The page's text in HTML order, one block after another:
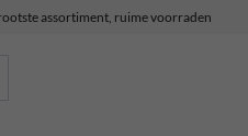
assortiment, ruime voorraden